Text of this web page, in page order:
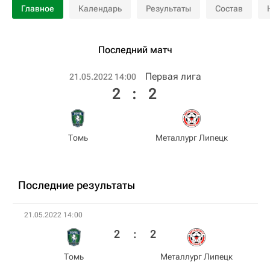
Главное Календарь Результаты Состав
Последний матч
21.05.2022 14:00 Первая лига
Томь
2 : 2
Металлург Липецк
Последние результаты
21.05.2022 14:00
Томь
2 : 2
Металлург Липецк